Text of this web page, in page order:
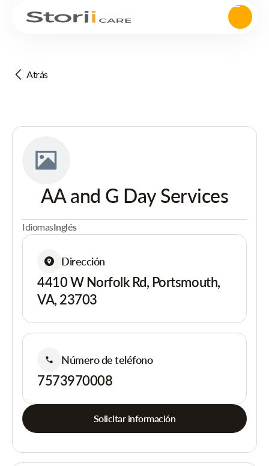
Atrás
AA and G Day Services
IdiomasInglés
Dirección
4410 W Norfolk Rd, Portsmouth,
VA, 23703
Número de teléfono
7573970008
Solicitar información